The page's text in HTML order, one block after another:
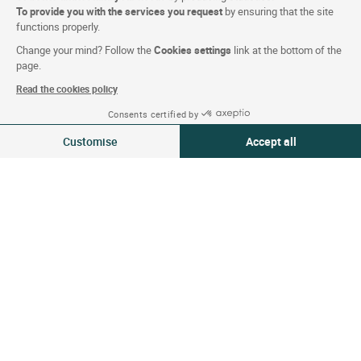
To provide you with the services you request by ensuring that the site
functions properly.
Change your mind? Follow theCookies settings link at the bottom of the
page.
Read the cookies policy
Consents certified by
Customise Accept all
Ver disponibilidad
Síguenos
Nuestra selección de hoteles en
Francia y en Europa